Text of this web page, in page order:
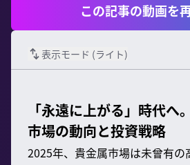
この記事の動画を
表示モード (ライト)
「永遠に上がる」時代へ
市場の動向と投資戦略
2025年、貴金属市場は未曾有の